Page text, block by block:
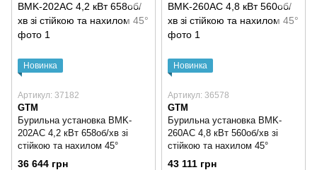
Новинка
Артикул: 37182
GTM
Бурильна установка BMK-
202AC 4,2 кВт 658об/хв зі
стійкою та нахилом 45°
36 644 грн
Новинка
Артикул: 36578
GTM
Бурильна установка BMK-
260AC 4,8 кВт 560об/хв зі
стійкою та нахилом 45°
43 111 грн